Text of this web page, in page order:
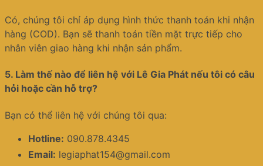
Có, chúng tôi chỉ áp dụng hình thức thanh toán khi nhận
hàng (COD). Bạn sẽ thanh toán tiền mặt trực tiếp cho
nhân viên giao hàng khi nhận sản phẩm.
5. Làm thế nào để liên hệ với Lê Gia Phát nếu tôi có câu
hỏi hoặc cần hỗ trợ?
Bạn có thể liên hệ với chúng tôi qua:
Hotline: 090.878.4345
Email: legiaphat154@gmail.com